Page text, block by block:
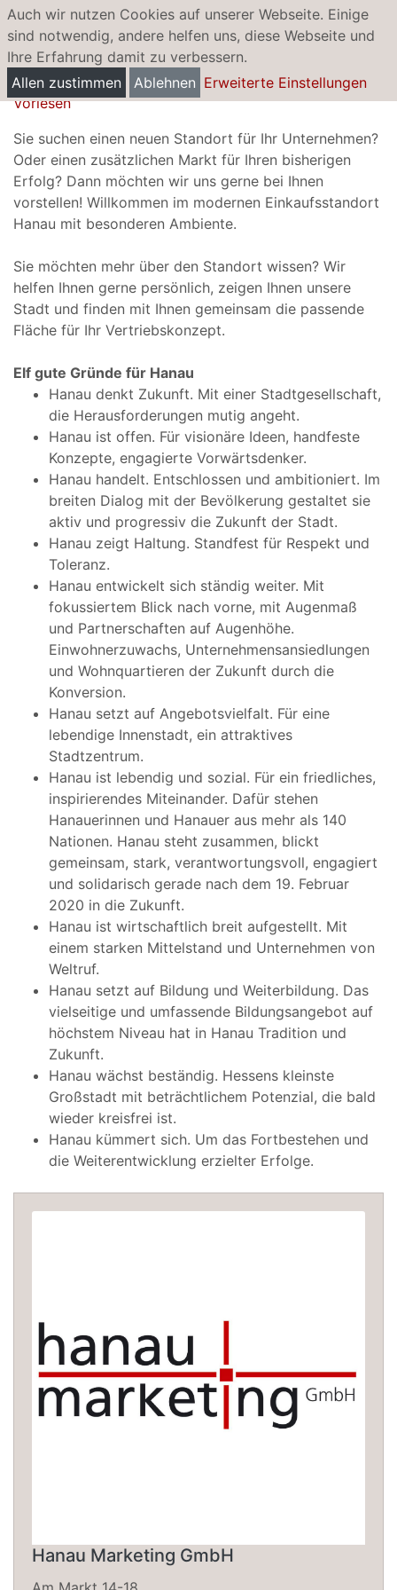
Auch wir nutzen Cookies auf unserer Webseite. Einige
sind notwendig, andere helfen uns, diese Webseite und
Ihre Erfahrung damit zu verbessern.
Allen zustimmen
Ablehnen Erweiterte Einstellungen
Laden- und Gastronomieflächen
Vorlesen
Sie suchen einen neuen Standort für Ihr Unternehmen?
Oder einen zusätzlichen Markt für Ihren bisherigen
Erfolg? Dann möchten wir uns gerne bei Ihnen
vorstellen! Willkommen im modernen Einkaufsstandort
Hanau mit besonderen Ambiente.
Sie möchten mehr über den Standort wissen? Wir
helfen Ihnen gerne persönlich, zeigen Ihnen unsere
Stadt und finden mit Ihnen gemeinsam die passende
Fläche für Ihr Vertriebskonzept.
Elf gute Gründe für Hanau
Hanau denkt Zukunft. Mit einer Stadtgesellschaft,
die Herausforderungen mutig angeht.
Hanau ist offen. Für visionäre Ideen, handfeste
Konzepte, engagierte Vorwärtsdenker.
Hanau handelt. Entschlossen und ambitioniert. Im
breiten Dialog mit der Bevölkerung gestaltet sie
aktiv und progressiv die Zukunft der Stadt.
Hanau zeigt Haltung. Standfest für Respekt und
Toleranz.
Hanau entwickelt sich ständig weiter. Mit
fokussiertem Blick nach vorne, mit Augenmaß
und Partnerschaften auf Augenhöhe.
Einwohnerzuwachs, Unternehmensansiedlungen
und Wohnquartieren der Zukunft durch die
Konversion.
Hanau setzt auf Angebotsvielfalt. Für eine
lebendige Innenstadt, ein attraktives
Stadtzentrum.
Hanau ist lebendig und sozial. Für ein friedliches,
inspirierendes Miteinander. Dafür stehen
Hanauerinnen und Hanauer aus mehr als 140
Nationen. Hanau steht zusammen, blickt
gemeinsam, stark, verantwortungsvoll, engagiert
und solidarisch gerade nach dem 19. Februar
2020 in die Zukunft.
Hanau ist wirtschaftlich breit aufgestellt. Mit
einem starken Mittelstand und Unternehmen von
Weltruf.
Hanau setzt auf Bildung und Weiterbildung. Das
vielseitige und umfassende Bildungsangebot auf
höchstem Niveau hat in Hanau Tradition und
Zukunft.
Hanau wächst beständig. Hessens kleinste
Großstadt mit beträchtlichem Potenzial, die bald
wieder kreisfrei ist.
Hanau kümmert sich. Um das Fortbestehen und
die Weiterentwicklung erzielter Erfolge.
Hanau Marketing GmbH